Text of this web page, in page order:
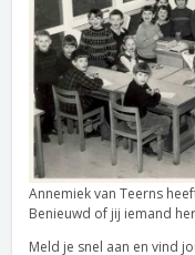
Annemiek van Teerns
Benieuwd of jij iemand
Meld je snel aan en vind